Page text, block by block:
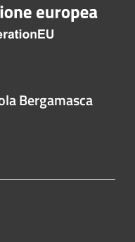
Bergamasca